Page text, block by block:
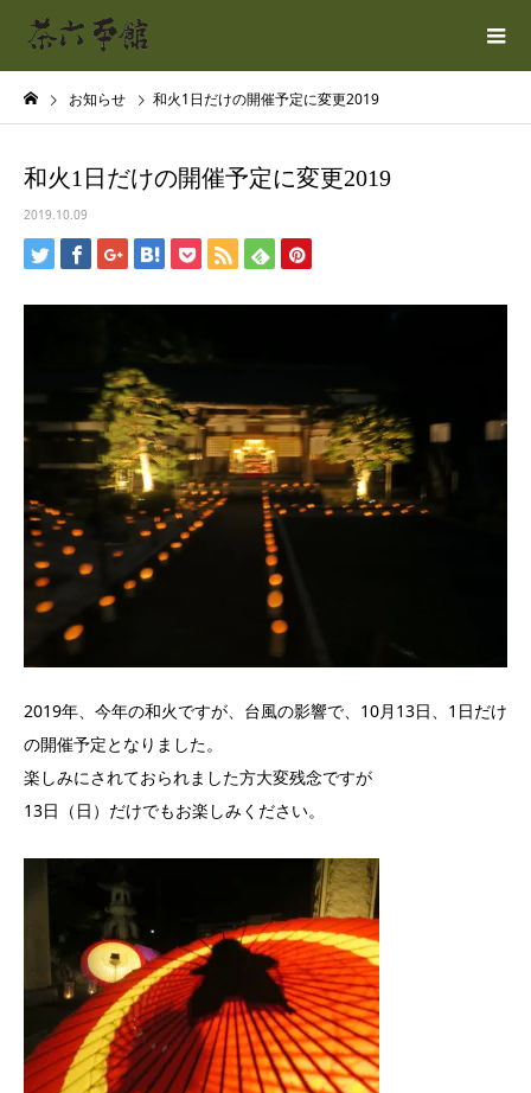
お知らせ 和火1日だけの開催予定に変更2019
和火1日だけの開催予定に変更2019
2019.10.09
2019年、今年の和火ですが、台風の影響で、10月13日、1日だけ
の開催予定となりました。
楽しみにされておられました方大変残念ですが
13日（日）だけでもお楽しみください。